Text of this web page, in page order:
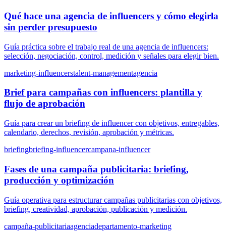
Qué hace una agencia de influencers y cómo elegirla
sin perder presupuesto
Guía práctica sobre el trabajo real de una agencia de influencers:
selección, negociación, control, medición y señales para elegir bien.
marketing-influencerstalent-managementagencia
Brief para campañas con influencers: plantilla y
flujo de aprobación
Guía para crear un briefing de influencer con objetivos, entregables,
calendario, derechos, revisión, aprobación y métricas.
briefingbriefing-influencercampana-influencer
Fases de una campaña publicitaria: briefing,
producción y optimización
Guía operativa para estructurar campañas publicitarias con objetivos,
briefing, creatividad, aprobación, publicación y medición.
campaña-publicitariaagenciadepartamento-marketing